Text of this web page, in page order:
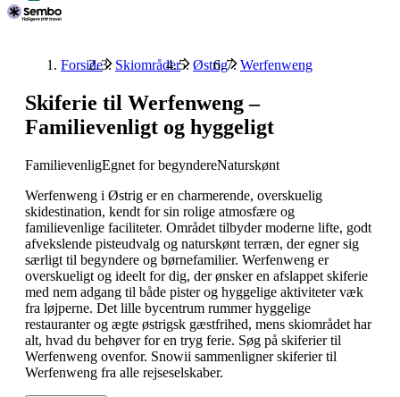
Forside Skiområder Østrig Werfenweng
Skiferie til Werfenweng –
Familievenligt og hyggeligt
FamilievenligEgnet for begyndereNaturskønt
Werfenweng i Østrig er en charmerende, overskuelig
skidestination, kendt for sin rolige atmosfære og
familievenlige faciliteter. Området tilbyder moderne lifte, godt
afvekslende pisteudvalg og naturskønt terræn, der egner sig
særligt til begyndere og børnefamilier. Werfenweng er
overskueligt og ideelt for dig, der ønsker en afslappet skiferie
med nem adgang til både pister og hyggelige aktiviteter væk
fra løjperne. Det lille bycentrum rummer hyggelige
restauranter og ægte østrigsk gæstfrihed, mens skiområdet har
alt, hvad du behøver for en tryg ferie. Søg på skiferier til
Werfenweng ovenfor. Snowii sammenligner skiferier til
Werfenweng fra alle rejseselskaber.